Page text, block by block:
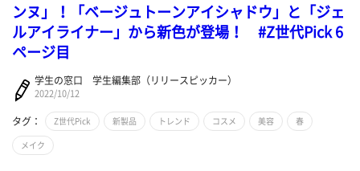
ンヌ」！「ベージュトーンアイシャドウ」と「ジェ
ルアイライナー」から新色が登場！ #Z世代Pick 6
ページ目
学生の窓口 学生編集部（リリースピッカー）
2022/10/12
タグ： Z世代Pick 新製品 トレンド コスメ 美容 春
メイク